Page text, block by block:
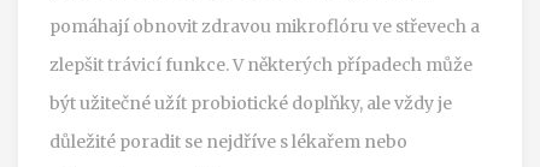
pomáhají obnovit zdravou mikroflóru ve střevech a
zlepšit trávicí funkce. V některých případech může
být užitečné užít probiotické doplňky, ale vždy je
důležité poradit se nejdříve s lékařem nebo